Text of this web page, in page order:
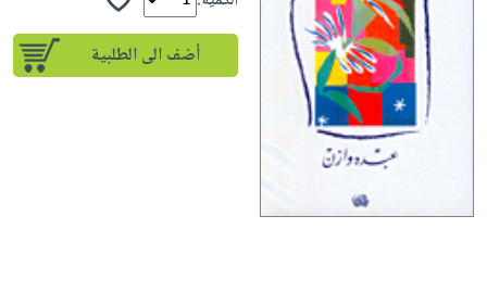
إختياراتنا
كتب
أكاديمية
صندوق
books
iKitab
حدود
أسئلة
تحميل
أسئلة
يتكرر
طرحها
تحميل
masmu3
المواضيع
الأكثر
مبيعاً
إختياراتنا
وسائل
صندوق
تعليمية
الصحة
والعناية
الكل
أضف الى الطلبية